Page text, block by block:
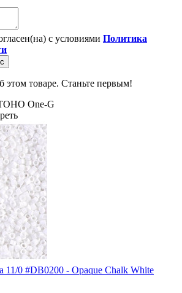
с условиями Политика
этом товаре. Станьте первым!
One-G
0 #DB0200 - Opaque Chalk White